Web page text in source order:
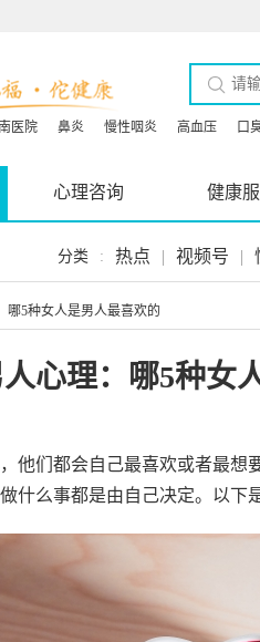
医院 鼻炎 慢性咽炎 高血压 口
心理咨询 健康
分类 : 热点 | 视频号 |
哪5种女人是男人最喜欢的
心理：哪5种女
他们都会自己最喜欢或者最
什么事都是由自己决定。以下